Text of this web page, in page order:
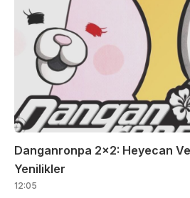
Danganronpa 2×2: Heyecan
Yenilikler
12:05